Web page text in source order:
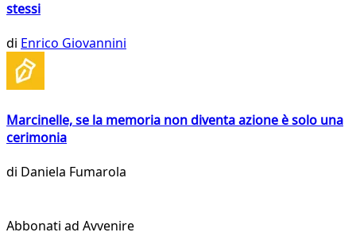
stessi
di Enrico Giovannini
Marcinelle, se la memoria non diventa azione è solo una
cerimonia
di Daniela Fumarola
Abbonati ad Avvenire